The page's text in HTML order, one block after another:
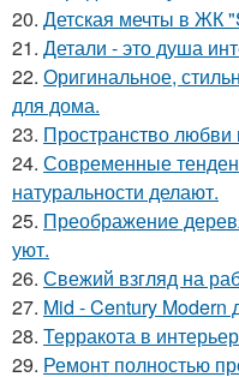
20. Детская мечты в ЖК
21. Детали - это душа
22. Оригинальное,
для дома.
23. Пространство любви
24. Современные
натуральности делают.
25. Преображение
уют.
26. Свежий взгляд на
27. Mid - Century Modern
28. Терракота в
29. Ремонт полностью